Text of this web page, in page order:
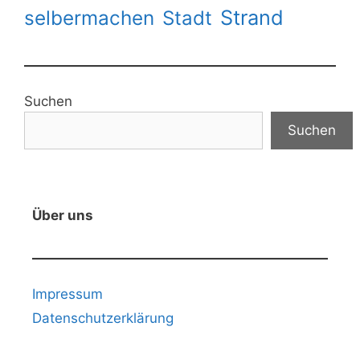
selbermachen Stadt Strand
Suchen
Suchen
Über uns
Impressum
Datenschutzerklärung